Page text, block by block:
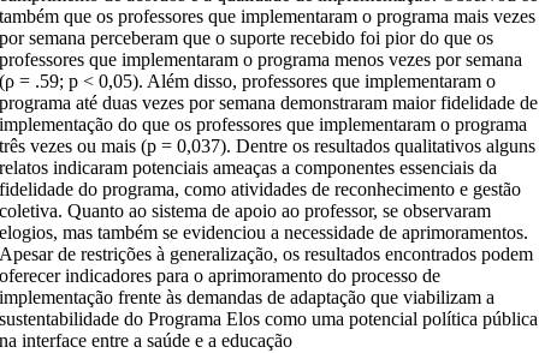
também que os professores que implementaram o programa mais vezes
por semana perceberam que o suporte recebido foi pior do que os
professores que implementaram o programa menos vezes por semana
(ρ = .59; p < 0,05). Além disso, professores que implementaram o
programa até duas vezes por semana demonstraram maior fidelidade de
implementação do que os professores que implementaram o programa
três vezes ou mais (p = 0,037). Dentre os resultados qualitativos alguns
relatos indicaram potenciais ameaças a componentes essenciais da
fidelidade do programa, como atividades de reconhecimento e gestão
coletiva. Quanto ao sistema de apoio ao professor, se observaram
elogios, mas também se evidenciou a necessidade de aprimoramentos.
Apesar de restrições à generalização, os resultados encontrados podem
oferecer indicadores para o aprimoramento do processo de
implementação frente às demandas de adaptação que viabilizam a
sustentabilidade do Programa Elos como uma potencial política pública
na interface entre a saúde e a educação